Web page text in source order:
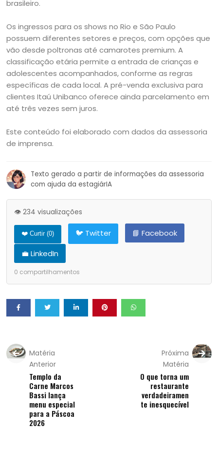
brasileiro.
Os ingressos para os shows no Rio e São Paulo
possuem diferentes setores e preços, com opções que
vão desde poltronas até camarotes premium. A
classificação etária permite a entrada de crianças e
adolescentes acompanhados, conforme as regras
específicas de cada local. A pré-venda exclusiva para
clientes Itaú Unibanco oferece ainda parcelamento em
até três vezes sem juros.
Este conteúdo foi elaborado com dados da assessoria
de imprensa.
Texto gerado a partir de informações da assessoria
com ajuda da estagiárIA
👁️ 234 visualizações
❤️ Curtir (0) 🐦 Twitter
📘 Facebook
💼 LinkedIn
0 compartilhamentos
Matéria
Anterior
Templo da
Carne Marcos
Bassi lança
menu especial
para a Páscoa
2026
Próxima
Matéria
O que torna um
restaurante
verdadeiramen
te inesquecível